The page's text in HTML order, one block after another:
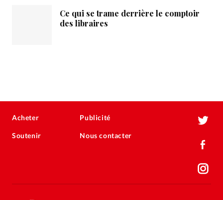
Ce qui se trame derrière le comptoir
des libraires
Acheter
Soutenir
Publicité
Nous contacter